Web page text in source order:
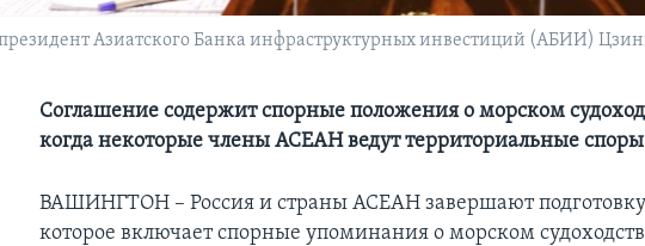
Азиатского Банка инфраструктурных инвестиций (АБИИ)
Соглашение содержит спорные положения о морском
когда некоторые члены АСЕАН ведут территориальные
ВАШИНГТОН – Россия и страны АСЕАН завершают
которое включает спорные упоминания о морском